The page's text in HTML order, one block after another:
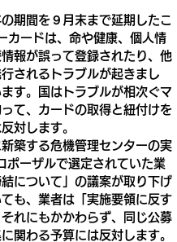
期間を９月末まで延期したこ
ードは、命や健康、個人情
報が誤って登録されたり、他
されるトラブルが起きまし
す。国はトラブルが相次ぐマ
て、カードの取得と紐付けを
対します。
築する危機管理センターの実
ーザルで選定されていた業
について」の議案が取り下げ
も、業者は「実施要領に反す
れにもかかわらず、同じ公募
関わる予算には反対します。